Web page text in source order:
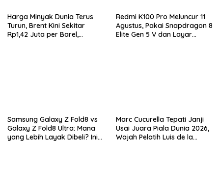
Harga Minyak Dunia Terus
Turun, Brent Kini Sekitar
Rp1,42 Juta per Barel,
Redmi K100 Pro Meluncur 11
Agustus, Pakai Snapdragon 8
Elite Gen 5 V dan Layar
Samsung Galaxy Z Fold8 vs
Galaxy Z Fold8 Ultra: Mana
yang Lebih Layak Dibeli? Ini
Marc Cucurella Tepati Janji
Usai Juara Piala Dunia 2026,
Wajah Pelatih Luis de la